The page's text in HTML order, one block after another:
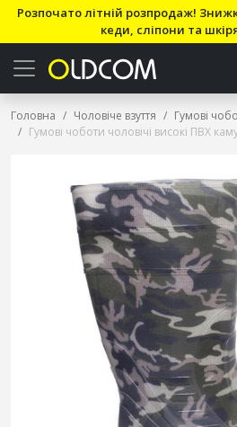
Розпочато літній розпродаж!
кеди, сліпони та
Головна Чоловіче взуття
Гумові
Гумові чоботи чоловічі високі ПВХ